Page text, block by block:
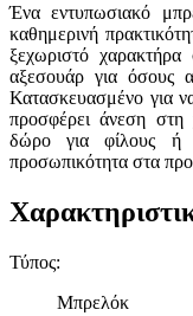
Ένα εντυπωσιακό
καθημερινή
ξεχωριστό χαρακτήρα
αξεσουάρ για όσους
Κατασκευασμένο για να
προσφέρει άνεση στη
δώρο για φίλους ή
προσωπικότητα στα
Τύπος:
Μπρελόκ